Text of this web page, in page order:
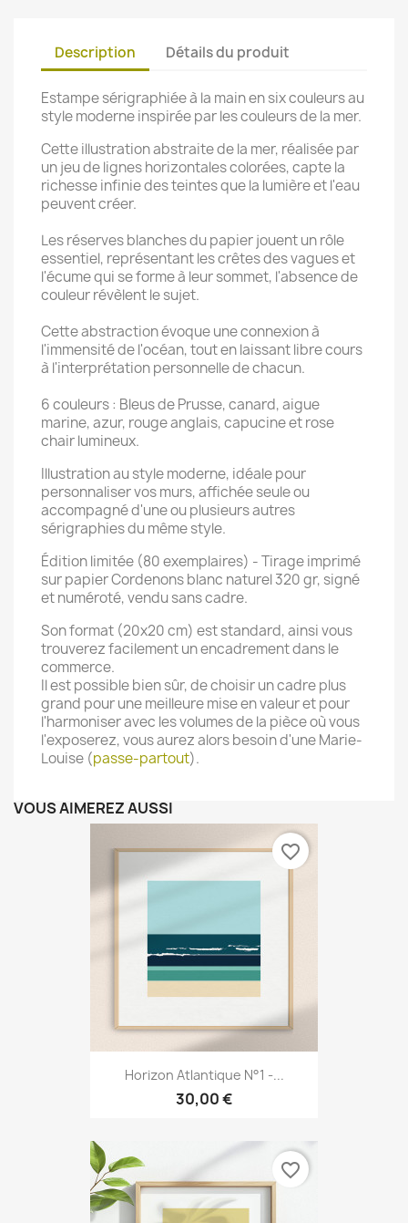
Description Détails du produit
Estampe sérigraphiée à la main en six couleurs au
style moderne inspirée par les couleurs de la mer.
Cette illustration abstraite de la mer, réalisée par
un jeu de lignes horizontales colorées, capte la
richesse infinie des teintes que la lumière et l'eau
peuvent créer.
Les réserves blanches du papier jouent un rôle
essentiel, représentant les crêtes des vagues et
l'écume qui se forme à leur sommet, l'absence de
couleur révèlent le sujet.
Cette abstraction évoque une connexion à
l'immensité de l'océan, tout en laissant libre cours
à l'interprétation personnelle de chacun.
6 couleurs : Bleus de Prusse, canard, aigue
marine, azur, rouge anglais, capucine et rose
chair lumineux.
Illustration au style moderne, idéale pour
personnaliser vos murs, affichée seule ou
accompagné d'une ou plusieurs autres
sérigraphies du même style.
Édition limitée (80 exemplaires) - Tirage imprimé
sur papier Cordenons blanc naturel 320 gr, signé
et numéroté, vendu sans cadre.
Son format (20x20 cm) est standard, ainsi vous
trouverez facilement un encadrement dans le
commerce.
Il est possible bien sûr, de choisir un cadre plus
grand pour une meilleure mise en valeur et pour
l'harmoniser avec les volumes de la pièce où vous
l'exposerez, vous aurez alors besoin d'une Marie-
Louise (passe-partout).
VOUS AIMEREZ AUSSI
Horizon Atlantique N°1 -...
30,00 €
favorite_border
favorite_border